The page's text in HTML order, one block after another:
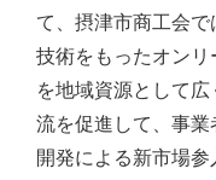
て、摂津市商工会
技術をもったオン
を地域資源として
流を促進して、事
開発による新市場